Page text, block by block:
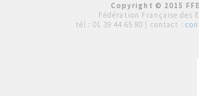
Copyright © 2015
Fédération Française des
tél : 01 39 44 65 80 | contact :